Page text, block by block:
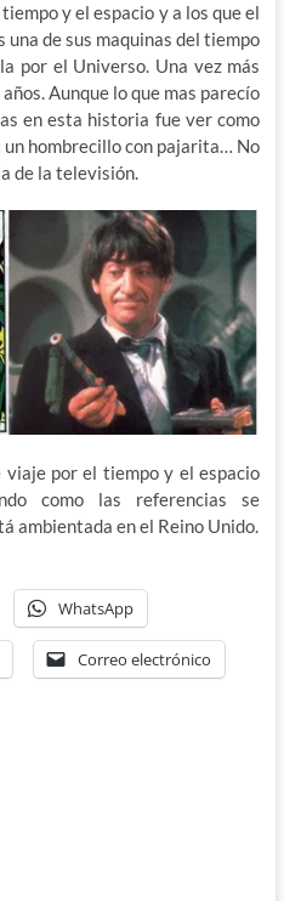
y el espacio y a los que el
de sus maquinas del tiempo
por el Universo. Una vez más
Aunque lo que mas parecío
en esta historia fue ver como
un hombrecillo con pajarita… No
de la televisión.
viaje por el tiempo y el espacio
como las referencias se
ambientada en el Reino Unido.
WhatsApp
Correo electrónico